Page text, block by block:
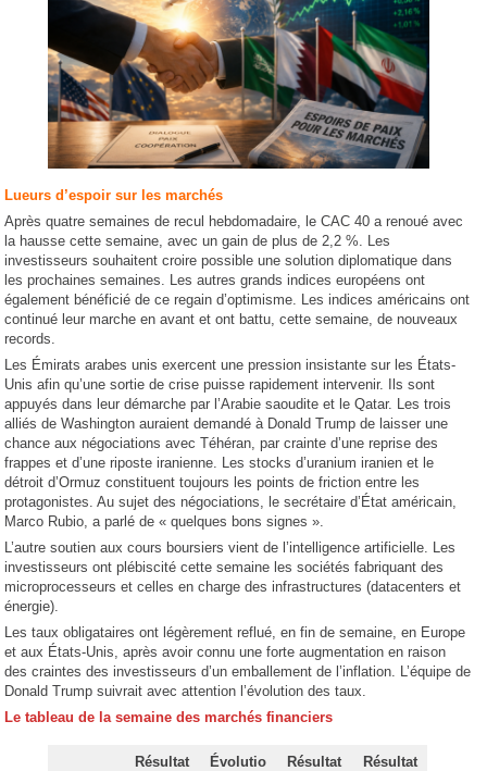
Lueurs d’espoir sur les marchés
Après quatre semaines de recul hebdomadaire, le CAC 40 a renoué avec
la hausse cette semaine, avec un gain de plus de 2,2 %. Les
investisseurs souhaitent croire possible une solution diplomatique dans
les prochaines semaines. Les autres grands indices européens ont
également bénéficié de ce regain d’optimisme. Les indices américains ont
continué leur marche en avant et ont battu, cette semaine, de nouveaux
records.
Les Émirats arabes unis exercent une pression insistante sur les États-
Unis afin qu’une sortie de crise puisse rapidement intervenir. Ils sont
appuyés dans leur démarche par l’Arabie saoudite et le Qatar. Les trois
alliés de Washington auraient demandé à Donald Trump de laisser une
chance aux négociations avec Téhéran, par crainte d’une reprise des
frappes et d’une riposte iranienne. Les stocks d’uranium iranien et le
détroit d’Ormuz constituent toujours les points de friction entre les
protagonistes. Au sujet des négociations, le secrétaire d’État américain,
Marco Rubio, a parlé de « quelques bons signes ».
L’autre soutien aux cours boursiers vient de l’intelligence artificielle. Les
investisseurs ont plébiscité cette semaine les sociétés fabriquant des
microprocesseurs et celles en charge des infrastructures (datacenters et
énergie).
Les taux obligataires ont légèrement reflué, en fin de semaine, en Europe
et aux États-Unis, après avoir connu une forte augmentation en raison
des craintes des investisseurs d’un emballement de l’inflation. L’équipe de
Donald Trump suivrait avec attention l’évolution des taux.
Le tableau de la semaine des marchés financiers
Résultat
Évolutio
Résultat
Résultat